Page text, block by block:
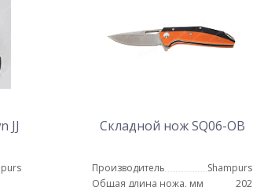
JJ
Складной нож SQ06-OB
Производитель
Shampurs
Общая длина ножа, мм
202